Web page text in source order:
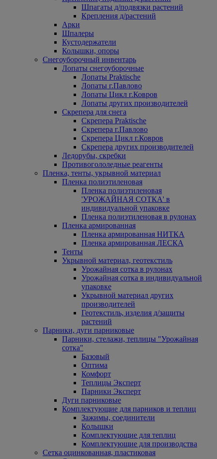
Шпагаты д/подвязки растений
Крепления д/растений
Арки
Шпалеры
Кустодержатели
Колышки, опоры
Снегоуборочный инвентарь
Лопаты снегоуборочные
Лопаты Praktische
Лопаты г.Павлово
Лопаты Цикл г.Ковров
Лопаты других производителей
Скрепера для снега
Скрепера Praktische
Скрепера г.Павлово
Скрепера Цикл г.Ковров
Скрепера других производителей
Ледорубы, скребки
Противогололедные реагенты
Пленка, тенты, укрывной материал
Пленка полиэтиленовая
Пленка полиэтиленовая
'УРОЖАЙНАЯ СОТКА' в
индивидуальной упаковке
Пленка полиэтиленовая в рулонах
Пленка армированная
Пленка армированная НИТКА
Пленка армированная ЛЕСКА
Тенты
Укрывной материал, геотекстиль
Урожайная сотка в рулонах
Урожайная сотка в индивидуальной
упаковке
Укрывной материал других
производителей
Геотекстиль, изделия д/защиты
растений
Парники, дуги парниковые
Парники, стелажи, теплицы "Урожайная
сотка"
Базовый
Оптима
Комфорт
Теплицы Эксперт
Парники Эксперт
Дуги парниковые
Комплектующие для парников и теплиц
Зажимы, соединители
Колышки
Комплектующие для теплиц
Комплектующие для производства
Сетка оцинкованная, пластиковая